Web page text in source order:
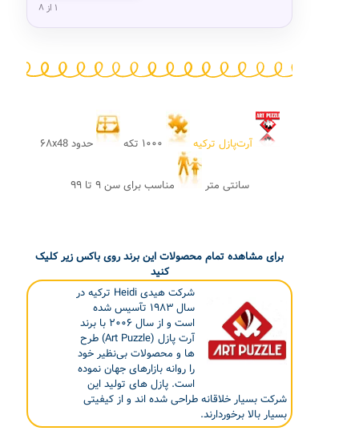
۱ از ۸
آرت‌پازل ترکیه حدود ۶۸x48
سانتی متر مناسب برای سن ۹ تا ۹۹
برای مشاهده تمام محصولات این برند روی باکس زیر کلیک
کنید
شرکت هیدی Heidi ترکیه در
سال ۱۹۸۳ تآسیس شده
است و از سال ۲۰۰۶ با برند
آرت پازل (Art Puzzle) طرح
ها و محصولات بی‌نظیر خود
را روانه بازارهای جهان نموده
است. پازل های تولید این
شرکت بسیار خلاقانه طراحی شده اند و از کیفیتی
بسیار بالا برخوردارند.